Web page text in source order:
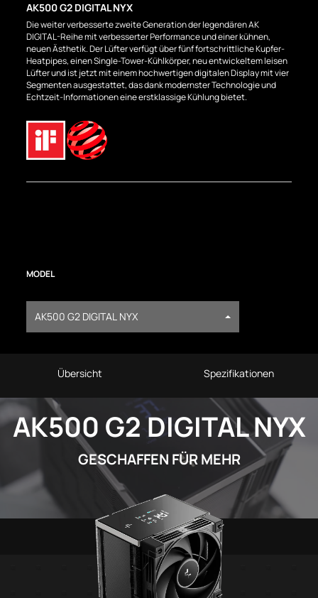
AK500 G2 DIGITAL NYX
Die weiter verbesserte zweite Generation der legendären AK
DIGITAL-Reihe mit verbesserter Performance und einer kühnen,
neuen Ästhetik. Der Lüfter verfügt über fünf fortschrittliche Kupfer-
Heatpipes, einen Single-Tower-Kühlkörper, neu entwickeltem leisen
Lüfter und ist jetzt mit einem hochwertigen digitalen Display mit vier
Segmenten ausgestattet, das dank modernster Technologie und
Echtzeit-Informationen eine erstklassige Kühlung bietet.
MODEL
AK500 G2 DIGITAL NYX
Übersicht Spezifikationen
AK500 G2 DIGITAL NYX
GESCHAFFEN FÜR MEHR